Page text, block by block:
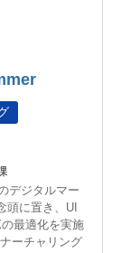
デジタルマー
頭に置き、UI
最適化を実施
ーチャリング